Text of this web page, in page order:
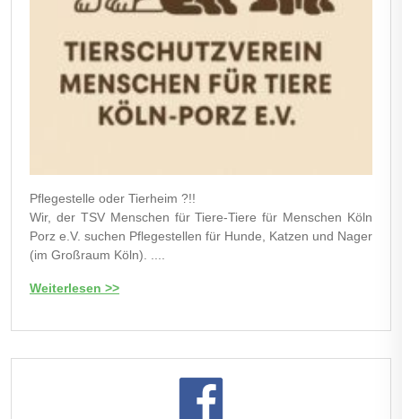
Pflegestelle oder Tierheim ?!!
Wir, der TSV Menschen für Tiere-Tiere für Menschen Köln
Porz e.V. suchen Pflegestellen für Hunde, Katzen und Nager
(im Großraum Köln). ....
Weiterlesen >>